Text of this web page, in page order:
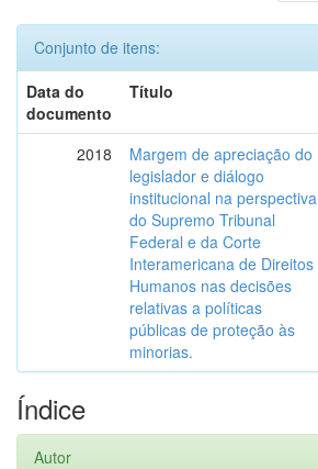
Conjunto de itens:
Data do
documento
Título
2018
Margem de apreciação do
legislador e diálogo
institucional na perspectiva
do Supremo Tribunal
Federal e da Corte
Interamericana de Direitos
Humanos nas decisões
relativas a políticas
públicas de proteção às
minorias.
Índice
Autor